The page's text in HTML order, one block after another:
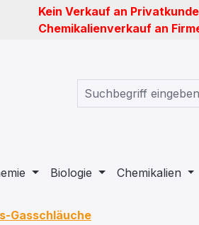
Kein Verkauf an
Chemikalienverkauf an
Biologie Chemikalien
Gasschläuche